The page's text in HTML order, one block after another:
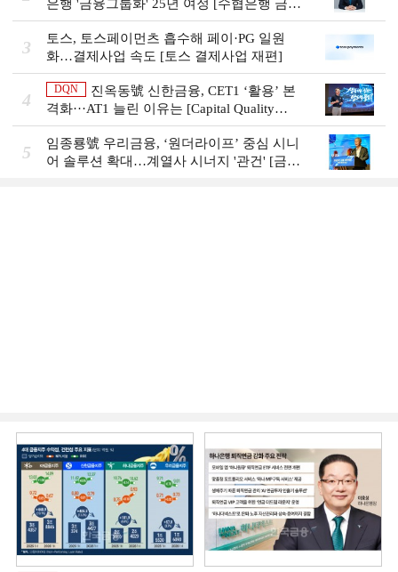
은행 '금융그룹화' 25년 여정 [수협은행 금융
그룹의 꿈①]
3
토스, 토스페이먼츠 흡수해 페이·PG 일원
화…결제사업 속도 [토스 결제사업 재편]
4
DQN
진옥동號 신한금융, CET1 ‘활용’ 본
격화···AT1 늘린 이유는 [Capital Quality
Review]
5
임종룡號 우리금융, ‘원더라이프’ 중심 시니
어 솔루션 확대…계열사 시너지 '관건' [금융